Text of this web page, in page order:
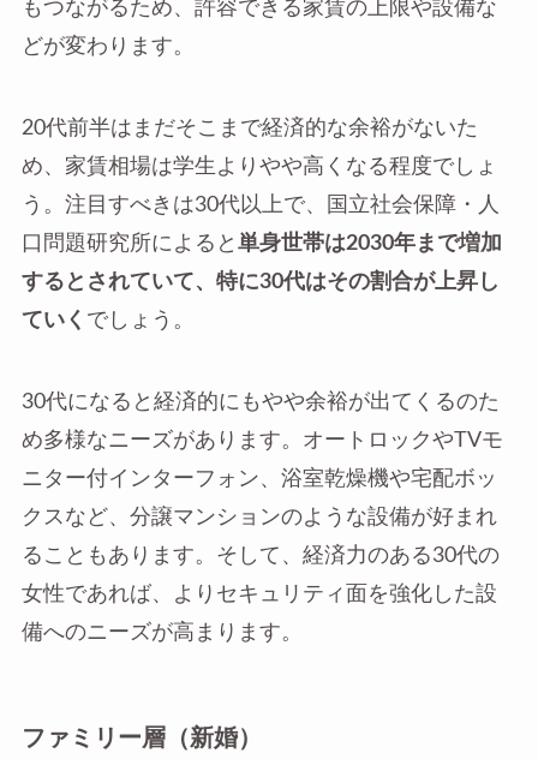
もつながるため、許容できる家賃の上限や設備な
どが変わります。
20代前半はまだそこまで経済的な余裕がないた
め、家賃相場は学生よりやや高くなる程度でしょ
う。注目すべきは30代以上で、国立社会保障・人
口問題研究所によると 単身世帯は2030年まで増加
するとされていて、特に30代はその割合が上昇し
ていく でしょう。
30代になると経済的にもやや余裕が出てくるのた
め多様なニーズがあります。オートロックやTVモ
ニター付インターフォン、浴室乾燥機や宅配ボッ
クスなど、分譲マンションのような設備が好まれ
ることもあります。そして、経済力のある30代の
女性であれば、よりセキュリティ面を強化した設
備へのニーズが高まります。
ファミリー層（新婚）